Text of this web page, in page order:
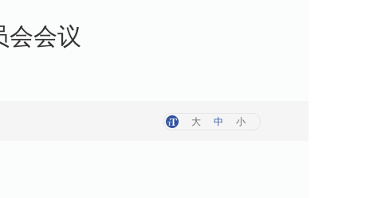
会会议
大 中 小